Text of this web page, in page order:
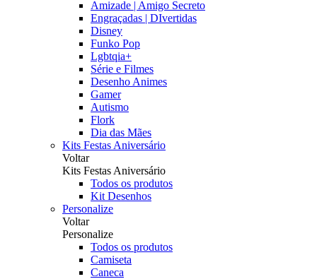
Amizade | Amigo Secreto
Engraçadas | DIvertidas
Disney
Funko Pop
Lgbtqia+
Série e Filmes
Desenho Animes
Gamer
Autismo
Flork
Dia das Mães
Kits Festas Aniversário
Voltar
Kits Festas Aniversário
Todos os produtos
Kit Desenhos
Personalize
Voltar
Personalize
Todos os produtos
Camiseta
Caneca